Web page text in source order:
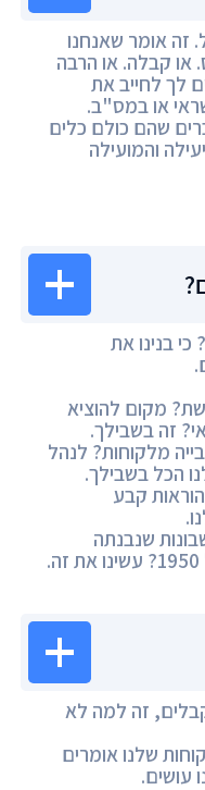
זה אומר שאנחנו
או קבלה. או הרבה
לך לחייב את
או במס"ב.
שהם כולם כלים
והמועילה
בנינו את
מקום להוציא
זה בשבילך.
מלקוחות? לנהל
הכל בשבילך.
קבע
שנבנתה
במחשבה על שנת 2050 ולא על 1950? עשינו את זה.
זה למה לא
שלנו אומרים
עושים.